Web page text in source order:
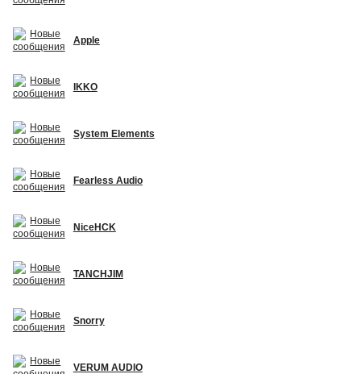
Apple
IKKO
System Elements
Fearless Audio
NiceHCK
TANCHJIM
Snorry
VERUM AUDIO